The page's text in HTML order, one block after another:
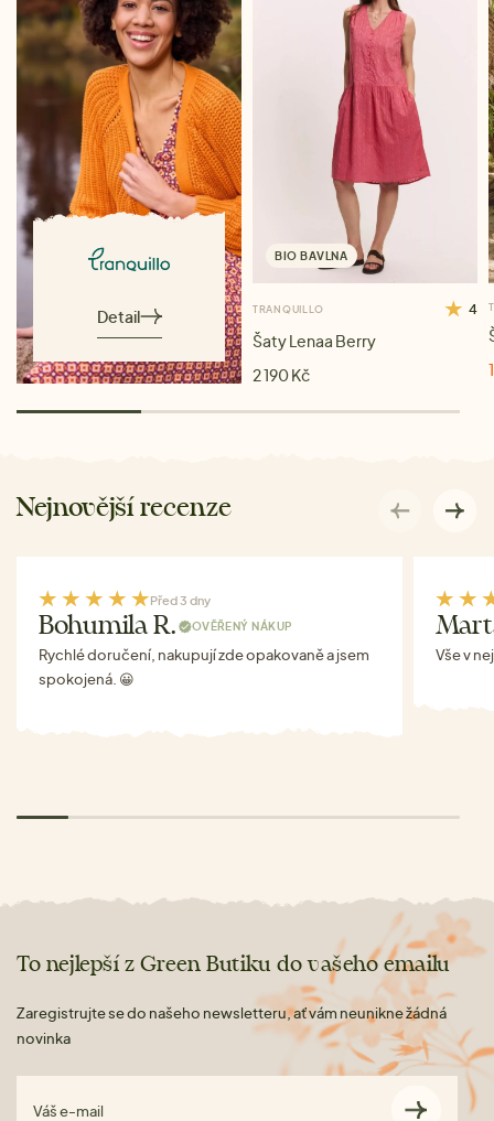
Detail
BIO BAVLNA
TRANQUILLO 4
Šaty Lenaa Berry
2 190 Kč
Nejnovější recenze
Před 3 dny
Bohumila R. OVĚŘENÝ NÁKUP
Rychlé doručení, nakupují zde opakovaně a jsem
spokojená. 😀
Vše v
To nejlepší z Green Butiku do vašeho emailu
Zaregistrujte se do našeho newsletteru, ať vám neunikne žádná
novinka
Váš e-mail